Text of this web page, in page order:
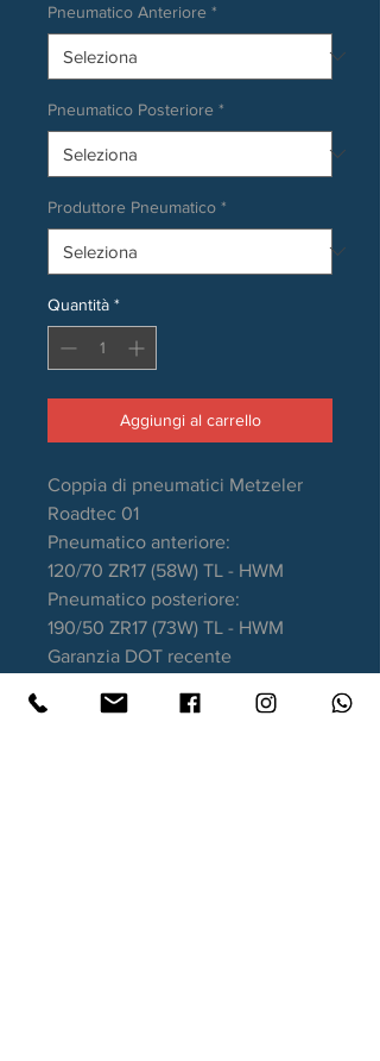
Pneumatico Anteriore *
Pneumatico Posteriore *
Produttore Pneumatico *
Quantità *
Aggiungi al carrello
Coppia di pneumatici Metzeler
Roadtec 01
Pneumatico anteriore:
120/70 ZR17 (58W) TL - HWM
Pneumatico posteriore:
190/50 ZR17 (73W) TL - HWM
Garanzia DOT recente